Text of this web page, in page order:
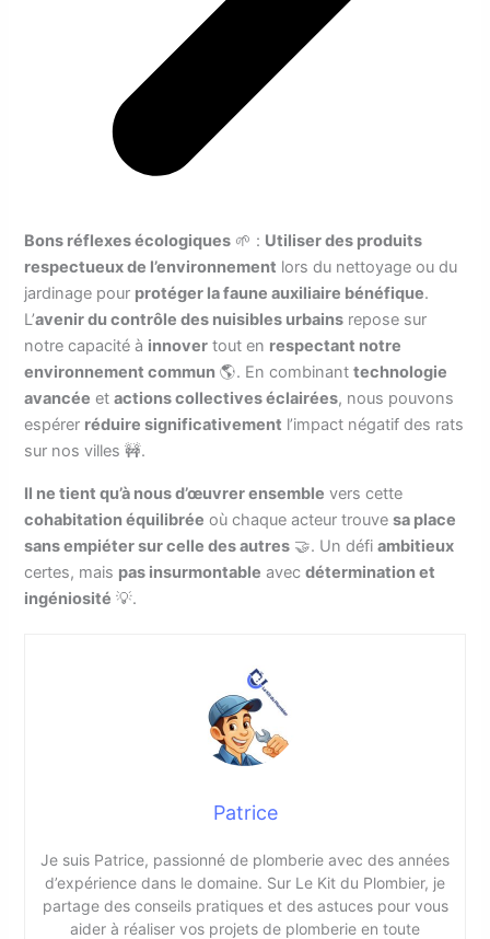
Bons réflexes écologiques 🌱 : Utiliser des produits
respectueux de l’environnement lors du nettoyage ou du
jardinage pour protéger la faune auxiliaire bénéfique.
L’avenir du contrôle des nuisibles urbains repose sur
notre capacité à innover tout en respectant notre
environnement commun 🌎. En combinanttechnologie
avancée etactions collectives éclairées, nous pouvons
espérer réduire significativement l’impact négatif des rats
sur nos villes 🚧.
Il ne tient qu’à nous d’œuvrer ensemble vers cette
cohabitation équilibrée où chaque acteur trouvesa place
sans empiéter sur celle des autres 🤝. Un défiambitieux
certes, mais pas insurmontable avecdétermination et
ingéniosité 💡.
Patrice
Je suis Patrice, passionné de plomberie avec des années
d’expérience dans le domaine. Sur Le Kit du Plombier, je
partage des conseils pratiques et des astuces pour vous
aider à réaliser vos projets de plomberie en toute